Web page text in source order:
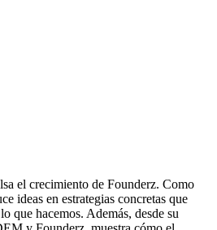
el crecimiento de Founderz. Como
ideas en estrategias concretas que
que hacemos. Además, desde su